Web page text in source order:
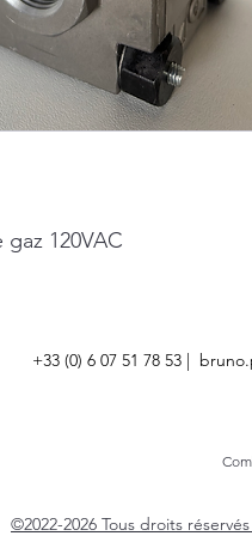
120VAC
+33 (0) 6 07 51 78 53 |
©2022-2026 Tous droits